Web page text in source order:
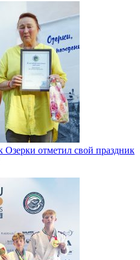
Озерки отметил свой праздник